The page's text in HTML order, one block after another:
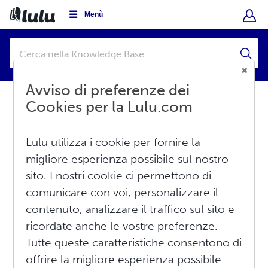
Menù
Base di conoscenza
Panoramica
Lulu: Le basi
Ven, Giu 12, 2026 alle 3:41 PM
Libreria Lulu: le basi
Esplora la libreria Lulu! Questo articolo spiega come cercare titoli, pubblicare recensioni e capire come vengono visualizzati i libri nella nostra libreria...
Gio, Giu 11, 2026 alle 5:07 PM
Avviso di preferenze dei
Cookies per la Lulu.com
Lulu utilizza i cookie per fornire la
migliore esperienza possibile sul nostro
sito. I nostri cookie ci permettono di
comunicare con voi, personalizzare il
contenuto, analizzare il traffico sul sito e
ricordate anche le vostre preferenze.
Tutte queste caratteristiche consentono di
offrire la migliore esperienza possibile